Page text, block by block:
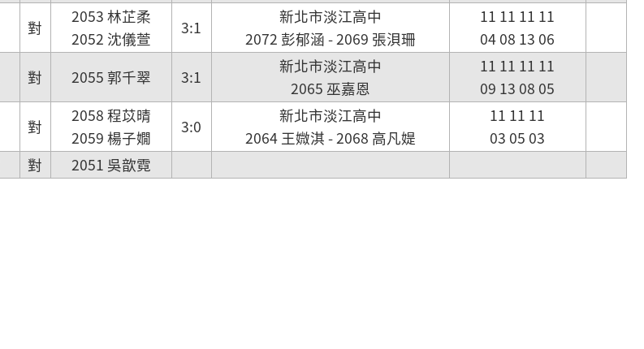
對
2053 林芷柔
2052 沈儀萱
3:1
新北市淡江高中
2072 彭郁涵 - 2069 張浿珊
11 11 11 11
04 08 13 06
對 2055 郭千翠 3:1
新北市淡江高中
2065 巫嘉恩
11 11 11 11
09 13 08 05
對
2058 程苡晴
2059 楊子嫺
3:0
新北市淡江高中
2064 王媺淇 - 2068 高凡媞
11 11 11
03 05 03
對 2051 吳歆霓